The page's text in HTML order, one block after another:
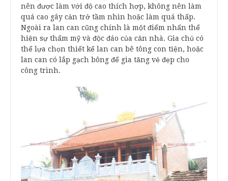
nên được làm với độ cao thích hợp, không nên làm
quá cao gây cản trở tầm nhìn hoặc làm quá thấp.
Ngoài ra lan can cũng chính là một điểm nhấn thể
hiện sự thẩm mỹ và độc đáo của căn nhà. Gia chủ có
thể lựa chọn thiết kế lan can bê tông con tiện, hoặc
lan can có lắp gạch bông để gia tăng vẻ đẹp cho
công trình.